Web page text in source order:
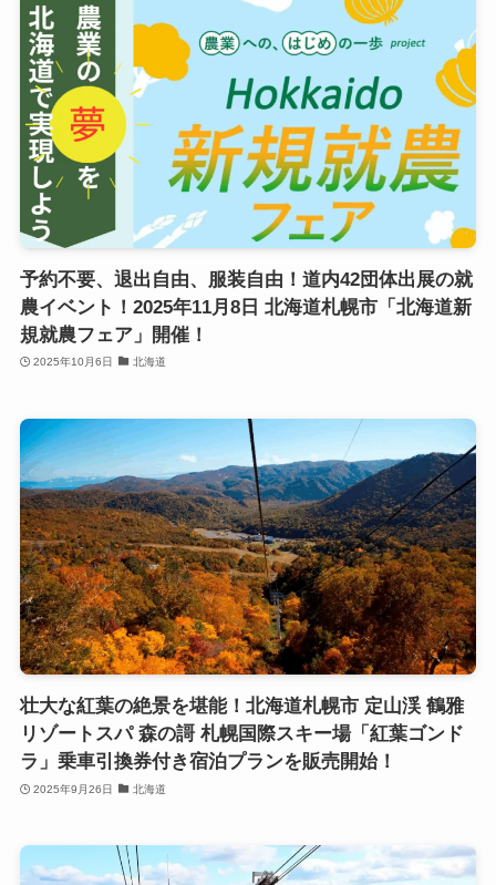
予約不要、退出自由、服装自由！道内42団体出展の就
農イベント！2025年11月8日 北海道札幌市「北海道新
規就農フェア」開催！
2025年10月6日 北海道
壮大な紅葉の絶景を堪能！北海道札幌市 定山渓 鶴雅
リゾートスパ 森の謌 札幌国際スキー場「紅葉ゴンド
ラ」乗車引換券付き宿泊プランを販売開始！
2025年9月26日 北海道